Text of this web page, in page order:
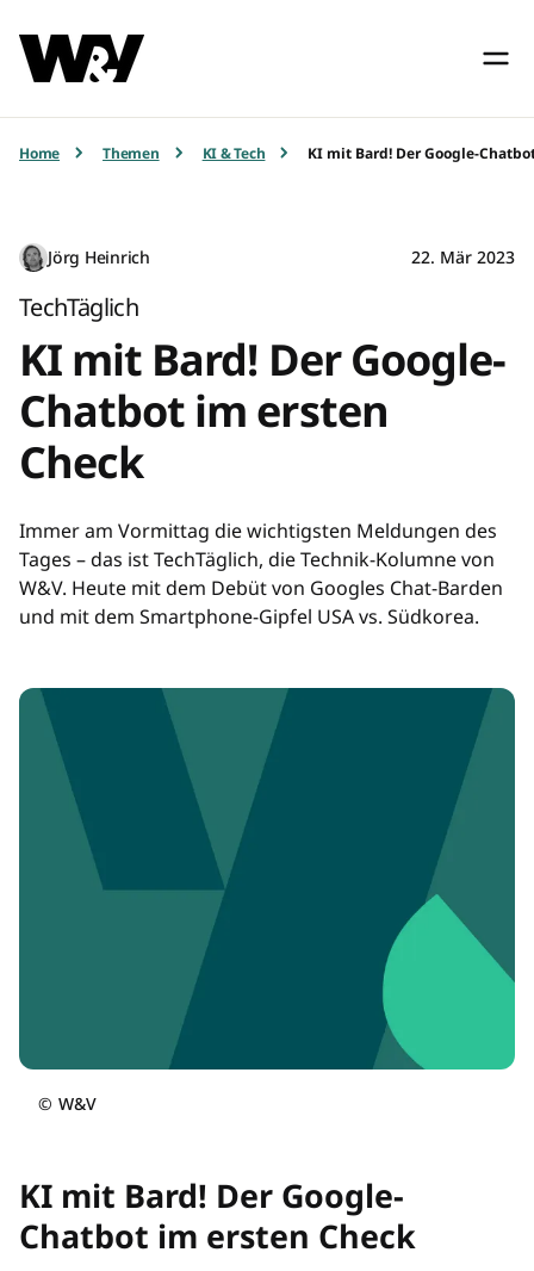
Home Themen KI & Tech KI mit Bard! Der Google-
Jörg Heinrich 22. Mär 2023
TechTäglich
KI mit Bard! Der Google-
Chatbot im ersten
Check
Immer am Vormittag die wichtigsten Meldungen des
Tages – das ist TechTäglich, die Technik-Kolumne von
W&V. Heute mit dem Debüt von Googles Chat-Barden
und mit dem Smartphone-Gipfel USA vs. Südkorea.
© W&V
KI mit Bard! Der Google-
Chatbot im ersten Check